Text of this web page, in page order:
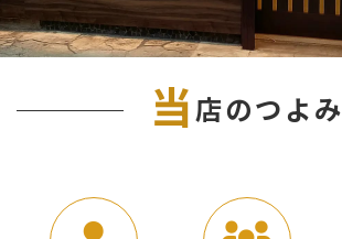
当 店のつよみ